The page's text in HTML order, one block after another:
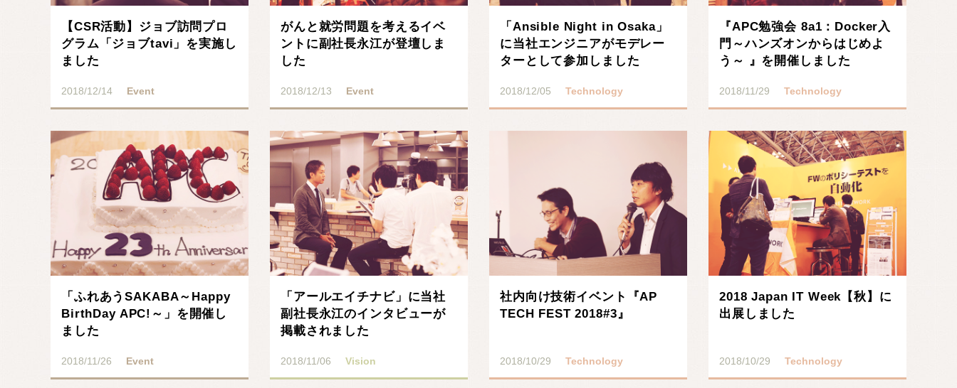
【CSR活動】ジョブ訪問プロ
グラム「ジョブtavi」を実施し
ました
2018/12/14 Event
がんと就労問題を考えるイベ
ントに副社長永江が登壇しま
した
2018/12/13 Event
「Ansible Night in Osaka」
に当社エンジニアがモデレー
ターとして参加しました
2018/12/05 Technology
『APC勉強会 8a1：Docker入
門～ハンズオンからはじめよ
う～ 』を開催しました
2018/11/29 Technology
「ふれあうSAKABA～Happy
BirthDay APC!～」を開催し
ました
2018/11/26 Event
「アールエイチナビ」に当社
副社長永江のインタビューが
掲載されました
2018/11/06 Vision
社内向け技術イベント『AP
TECH FEST 2018#3』
2018/10/29 Technology
2018 Japan IT Week【秋】に
出展しました
2018/10/29 Technology